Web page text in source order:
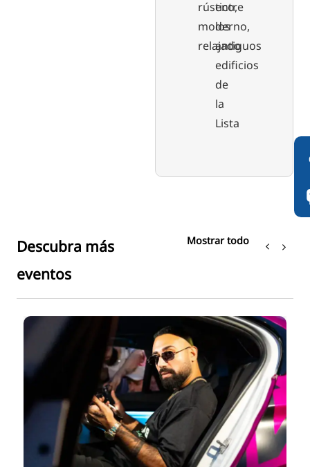
rústico,
moderno,
relajado
entre
los
antiguos
edificios
de
la
Lista
Descubra más
eventos
Mostrar todo